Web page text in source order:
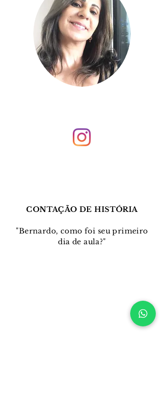
CONTAÇÃO DE HISTÓRIA
"Bernardo, como foi seu primeiro
dia de aula?"